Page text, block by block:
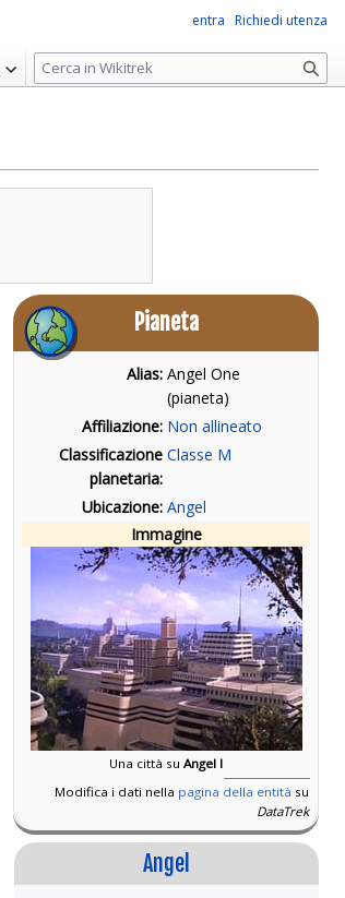
Pianeta
Alias: Angel One
(pianeta)
Affiliazione: Non allineato
Classificazione
planetaria:
Classe M
Ubicazione: Angel
Immagine
Una città suAngel I
Modifica i dati nella pagina della entità su
DataTrek
Angel
entra Richiedi utenza
R
i
r
c